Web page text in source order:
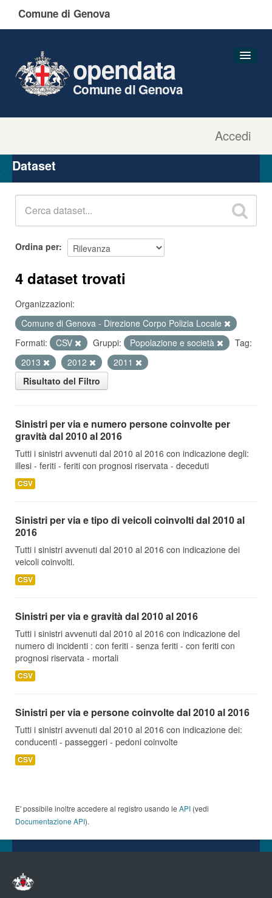
Comune di Genova
Accedi
opendata
Comune di Genova
Organizzazioni
Gruppi
Dataset
Ordina per
4 dataset trovati
Organizzazioni:
Comune di Genova - Direzione Corpo Polizia Locale
Formati:
CSV Gruppi: Popolazione e società
Tag:
2013
2012
2011
Risultato del Filtro
Sinistri per via e numero persone coinvolte per
gravità dal 2010 al 2016
Tutti i sinistri avvenuti dal 2010 al 2016 con indicazione degli:
illesi - feriti - feriti con prognosi riservata - deceduti
CSV
Sinistri per via e tipo di veicoli coinvolti dal 2010 al
2016
Tutti i sinistri avvenuti dal 2010 al 2016 con indicazione dei
veicoli coinvolti.
CSV
Sinistri per via e gravità dal 2010 al 2016
Tutti i sinistri avvenuti dal 2010 al 2016 con indicazione del
numero di incidenti : con feriti - senza feriti - con feriti con
prognosi riservata - mortali
CSV
Sinistri per via e persone coinvolte dal 2010 al 2016
Tutti i sinistri avvenuti dal 2010 al 2016 con indicazione dei:
conducenti - passeggeri - pedoni coinvolte
CSV
E' possibile inoltre accedere al registro usando le API (vedi
Documentazione API).